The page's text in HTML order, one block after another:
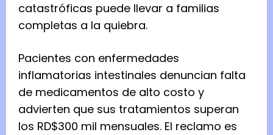
catastróficas puede llevar a familias
completas a la quiebra.
Pacientes con enfermedades
inflamatorias intestinales denuncian falta
de medicamentos de alto costo y
advierten que sus tratamientos superan
los RD$300 mil mensuales. El reclamo es